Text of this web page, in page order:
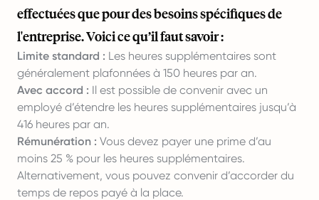
effectuées que pour des besoins spécifiques de
l'entreprise. Voici ce qu’il faut savoir :
Limite standard : Les heures supplémentaires sont
généralement plafonnées à 150 heures par an.
Avec accord : Il est possible de convenir avec un
employé d’étendre les heures supplémentaires jusqu’à
416 heures par an.
Rémunération : Vous devez payer une prime d’au
moins 25 % pour les heures supplémentaires.
Alternativement, vous pouvez convenir d’accorder du
temps de repos payé à la place.